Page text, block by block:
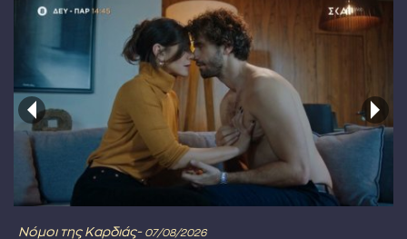
Νόμοι της Καρδιάς- 07/08/2026